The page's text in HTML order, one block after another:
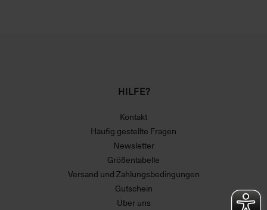
HILFE?
Kontakt
Häufig gestellte Fragen
Newsletter
Größentabelle
Versand und Zahlungsbedingungen
Gutschein
Über uns